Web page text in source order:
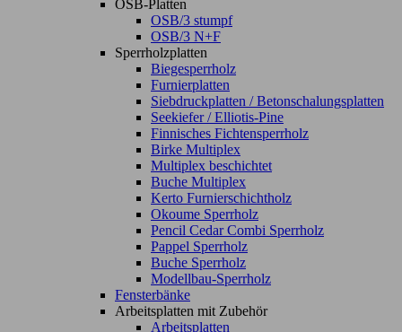
OSB-Platten
OSB/3 stumpf
OSB/3 N+F
Sperrholzplatten
Biegesperrholz
Furnierplatten
Siebdruckplatten / Betonschalungsplatten
Seekiefer / Elliotis-Pine
Finnisches Fichtensperrholz
Birke Multiplex
Multiplex beschichtet
Buche Multiplex
Kerto Furnierschichtholz
Okoume Sperrholz
Pencil Cedar Combi Sperrholz
Pappel Sperrholz
Buche Sperrholz
Modellbau-Sperrholz
Fensterbänke
Arbeitsplatten mit Zubehör
Arbeitsplatten